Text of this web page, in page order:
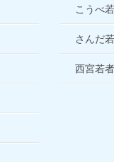
こうべ
さんだ
西宮若